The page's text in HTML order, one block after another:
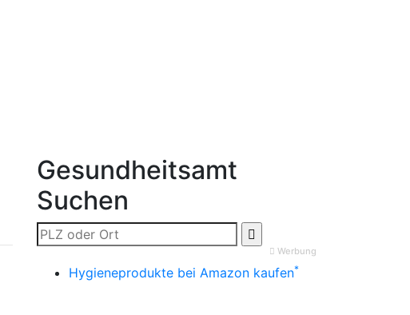
Gesundheitsamt
Suchen
Werbung
Hygieneprodukte bei Amazon kaufen*